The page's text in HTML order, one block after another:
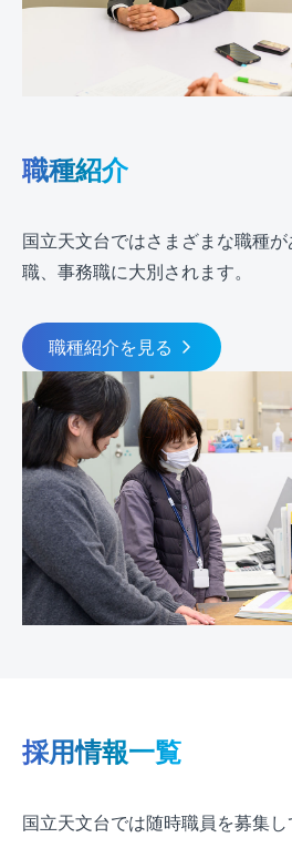
職種紹介
国立天文台ではさまざまな職種
職、事務職に大別されます。
職種紹介を見る
採用情報一覧
国立天文台では随時職員を募集し